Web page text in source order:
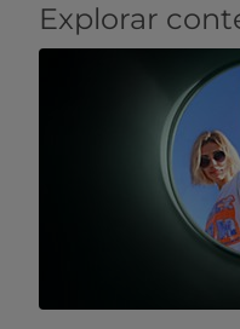
Explorar